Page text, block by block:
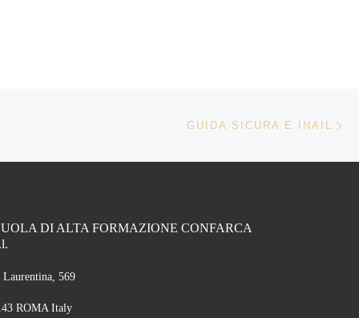
GUIDA SICURA E INAIL
DI ALTA FORMAZIONE CONFARCA
Laurentina, 569
ROMA Italy